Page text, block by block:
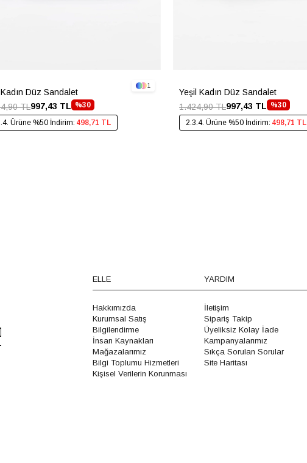
Düz Sandalet
%30
997,43 TL
TL
Ürüne %50 İndirim: 498,71 TL
1
Yeşil Kadın Düz Sandalet
%30
997,43 TL
1.424,90 TL
2.3.4. Ürüne %50 İndirim: 498,71 TL
ELLE
Hakkımızda
Kurumsal Satış
Bilgilendirme
İnsan Kaynakları
Mağazalarımız
Bilgi Toplumu Hizmetleri
Kişisel Verilerin Korunması
YARDIM
İletişim
Sipariş Takip
Üyeliksiz Kolay İade
Kampanyalarımız
Sıkça Sorulan Sorular
Site Haritası